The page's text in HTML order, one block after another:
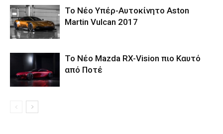
Το Νέο Υπέρ-Αυτοκίνητο Aston
Martin Vulcan 2017
Το Νέο Mazda RX-Vision πιο Καυτό
από Ποτέ